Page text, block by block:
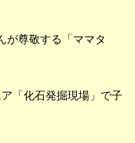
が尊敬する「ママタ
「化石発掘現場」で子